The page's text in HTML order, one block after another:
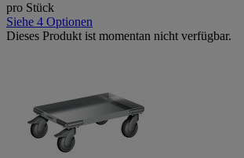
pro Stück
Siehe 4 Optionen
Dieses Produkt ist momentan nicht verfügbar.